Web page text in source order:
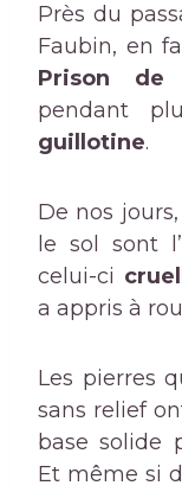
Près du
Faubin, en
Prison de
pendant
guillotine.
De nos
le sol sont
celui-ci
a appris à
Les pierres
sans relief
base solide
Et même si